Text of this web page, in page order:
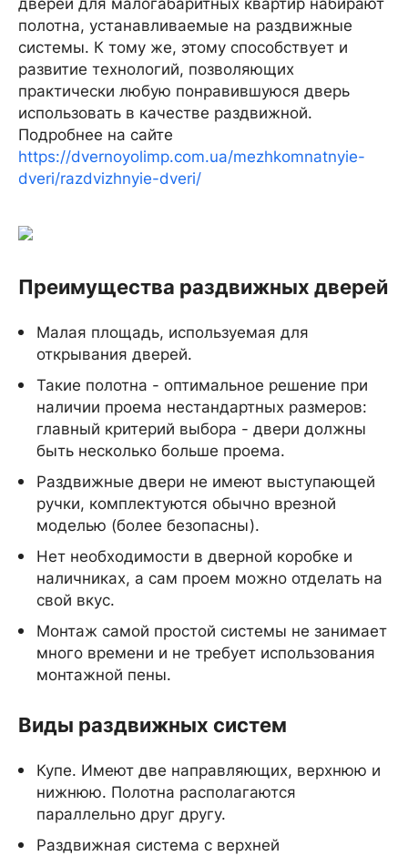
дверей для малогабаритных квартир набирают
полотна, устанавливаемые на раздвижные
системы. К тому же, этому способствует и
развитие технологий, позволяющих
практически любую понравившуюся дверь
использовать в качестве раздвижной.
Подробнее на сайте
https://dvernoyolimp.com.ua/mezhkomnatnyie-
dveri/razdvizhnyie-dveri/
Преимущества раздвижных дверей
Малая площадь, используемая для
открывания дверей.
Такие полотна - оптимальное решение при
наличии проема нестандартных размеров:
главный критерий выбора - двери должны
быть несколько больше проема.
Раздвижные двери не имеют выступающей
ручки, комплектуются обычно врезной
моделью (более безопасны).
Нет необходимости в дверной коробке и
наличниках, а сам проем можно отделать на
свой вкус.
Монтаж самой простой системы не занимает
много времени и не требует использования
монтажной пены.
Виды раздвижных систем
Купе. Имеют две направляющих, верхнюю и
нижнюю. Полотна располагаются
параллельно друг другу.
Раздвижная система с верхней